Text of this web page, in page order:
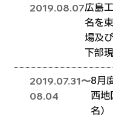
2019.08.07広島
名を
場及
下部
2019.07.31〜
08.04
8月
西
名）